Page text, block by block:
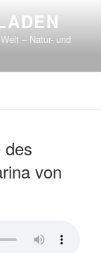
– Natur- und
des
von